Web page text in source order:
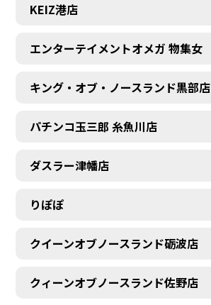
KEIZ港店
エンターテイメントオメガ 物集女
キング・オブ・ノースランド黒部店
パチンコ玉三郎 糸魚川店
ダスラー津幡店
りぽぽ
クイーンオブノースランド砺波店
クィーンオブノースランド佐野店